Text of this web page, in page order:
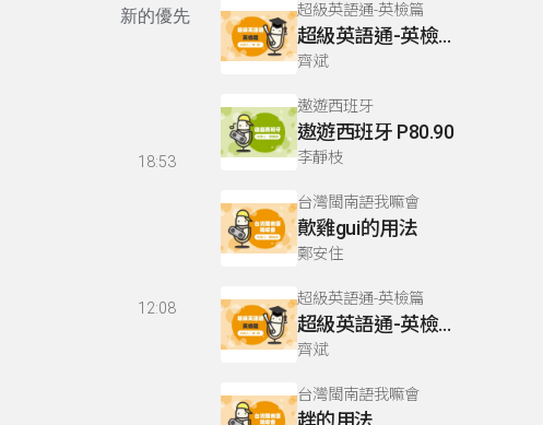
新的優先
18:53
12:08
超級英語通-英檢篇
超級英語通-英檢篇 083 Cloze Test/段落填空-13
齊斌
遨遊西班牙
遨遊西班牙 P80.90
李靜枝
台灣閩南語我嘛會
歕雞gui的用法
鄭安住
超級英語通-英檢篇
超級英語通-英檢篇 035 Weekend Trip- 週末旅遊
齊斌
台灣閩南語我嘛會
趖的用法